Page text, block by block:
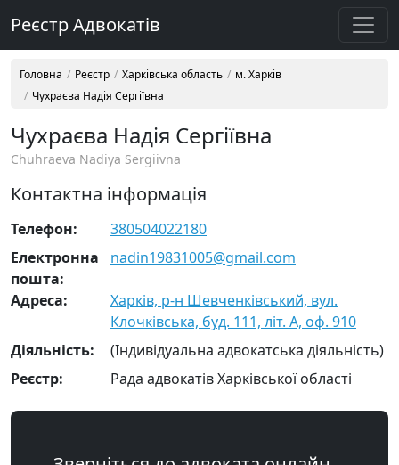
Реєстр Адвокатів
Головна Реєстр Харківська область
м. Харків
Чухраєва Надія Сергіївна
Чухраєва Надія Сергіївна
Chuhraeva Nadiya Sergiivna
Контактна інформація
Телефон:
380504022180
Електронна
пошта:
nadin19831005@gmail.com
Адреса:
Харків, р-н Шевченківський, вул.
Клочківська, буд. 111, літ. А, оф. 910
Діяльність:
(Індивідуальна адвокатська діяльність)
Реєстр:
Рада адвокатів Харківської області